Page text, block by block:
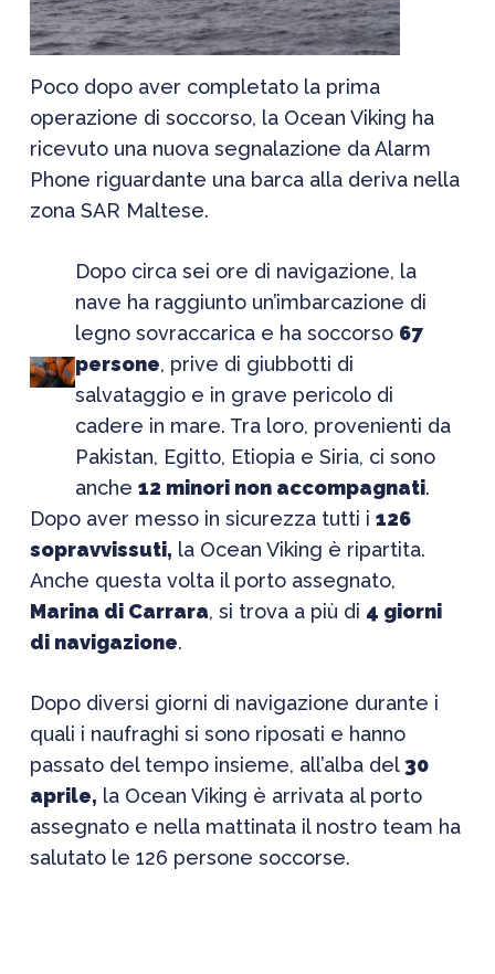
Poco dopo aver completato la prima
operazione di soccorso, la Ocean Viking ha
ricevuto una nuova segnalazione da Alarm
Phone riguardante una barca alla deriva nella
zona SAR Maltese.
Dopo circa sei ore di navigazione, la
nave ha raggiunto un’imbarcazione di
legno sovraccarica e ha soccorso 67
persone, prive di giubbotti di
salvataggio e in grave pericolo di
cadere in mare. Tra loro, provenienti da
Pakistan, Egitto, Etiopia e Siria, ci sono
anche12 minori non accompagnati.
Dopo aver messo in sicurezza tutti i 126
sopravvissuti, la Ocean Viking è ripartita.
Anche questa volta il porto assegnato,
Marina di Carrara, si trova a più di 4 giorni
di navigazione.
Dopo diversi giorni di navigazione durante i
quali i naufraghi si sono riposati e hanno
passato del tempo insieme, all’alba del30
aprile, la Ocean Viking è arrivata al porto
assegnato e nella mattinata il nostro team ha
salutato le 126 persone soccorse.